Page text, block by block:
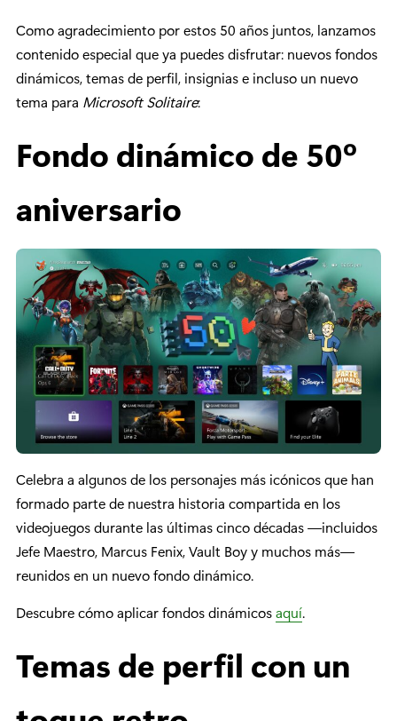
Como agradecimiento por estos 50 años juntos, lanzamos
contenido especial que ya puedes disfrutar: nuevos fondos
dinámicos, temas de perfil, insignias e incluso un nuevo
tema para Microsoft Solitaire:
Fondo dinámico de 50º
aniversario
Celebra a algunos de los personajes más icónicos que han
formado parte de nuestra historia compartida en los
videojuegos durante las últimas cinco décadas —incluidos
Jefe Maestro, Marcus Fenix, Vault Boy y muchos más—
reunidos en un nuevo fondo dinámico.
Descubre cómo aplicar fondos dinámicosaquí.
Temas de perfil con un